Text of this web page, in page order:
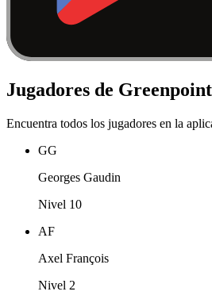
Jugadores de Greenpoint
Encuentra todos los jugadores en la
GG
Georges Gaudin
Nivel 10
AF
Axel François
Nivel 2